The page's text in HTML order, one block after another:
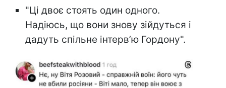
"Ці двоє стоять один одного.
Надіюсь, що вони знову зійдуться і
дадуть спільне інтервʼю Гордону".